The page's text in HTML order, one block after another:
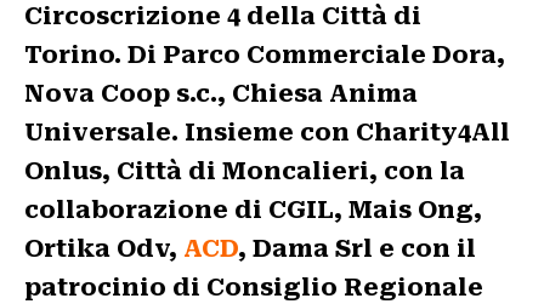
Circoscrizione 4 della Città di
Torino. Di Parco Commerciale Dora,
Nova Coop s.c., Chiesa Anima
Universale. Insieme con Charity4All
Onlus, Città di Moncalieri, con la
collaborazione di CGIL, Mais Ong,
Ortika Odv, ACD, Dama Srl e con il
patrocinio di Consiglio Regionale